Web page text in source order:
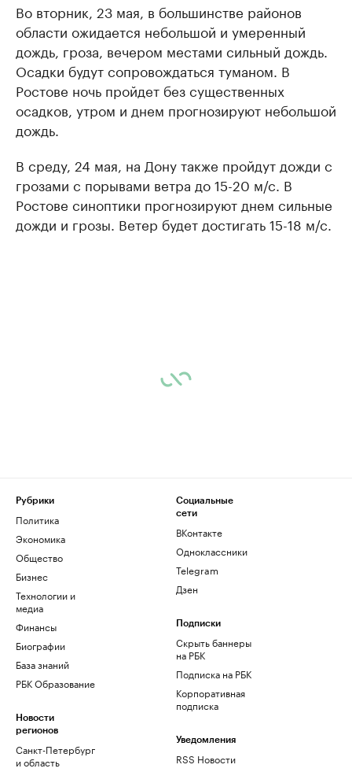
Во вторник, 23 мая, в большинстве районов
области ожидается небольшой и умеренный
дождь, гроза, вечером местами сильный дождь.
Осадки будут сопровождаться туманом. В
Ростове ночь пройдет без существенных
осадков, утром и днем прогнозируют небольшой
дождь.
В среду, 24 мая, на Дону также пройдут дожди с
грозами с порывами ветра до 15-20 м/с. В
Ростове синоптики прогнозируют днем сильные
дожди и грозы. Ветер будет достигать 15-18 м/с.
Рубрики
Политика
Экономика
Общество
Бизнес
Технологии и
медиа
Финансы
Биографии
База знаний
РБК Образование
Новости
регионов
Санкт-Петербург
и область
Социальные
сети
ВКонтакте
Одноклассники
Telegram
Дзен
Подписки
Скрыть баннеры
на РБК
Подписка на РБК
Корпоративная
подписка
Уведомления
RSS Новости